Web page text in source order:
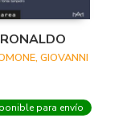
RONALDO
GIOVANNI
para envío